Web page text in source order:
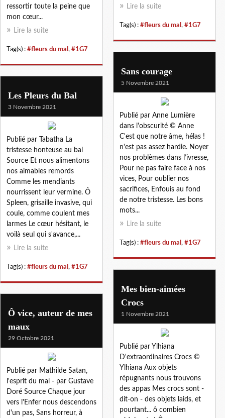
Lire la suite
Tag(s) : #fleurs du mal , #1G7
ressortir toute la peine que
mon cœur...
Lire la suite
Tag(s) : #fleurs du mal , #1G7
Sans courage
5 Novembre 2021
Publié par Anne Lumière
dans l'obscurité © Anne
C'est que notre âme, hélas !
n'est pas assez hardie. Noyer
nos problèmes dans l’ivresse,
Pour ne pas faire face à nos
vices, Pour oublier nos
sacrifices, Enfouis au fond
de notre tristesse. Les bons
mots...
Lire la suite
Tag(s) : #fleurs du mal , #1G7
Les Pleurs du Bal
3 Novembre 2021
Publié par Tabatha La
tristesse honteuse au bal
Source Et nous alimentons
nos aimables remords
Comme les mendiants
nourrissent leur vermine. Ô
Spleen, grisaille invasive, qui
coule, comme coulent mes
larmes Le cœur hésitant, le
voilà seul qui s'avance,...
Lire la suite
Tag(s) : #fleurs du mal , #1G7
Mes bien-aimées
Crocs
1 Novembre 2021
Publié par Ylhiana
D'extraordinaires Crocs ©
Ylhiana Aux objets
répugnants nous trouvons
des appas Mes crocs sont -
dit-on - des objets laids, et
pourtant... ô combien
Ô vice, auteur de mes
maux
29 Octobre 2021
Publié par Mathilde Satan,
l'esprit du mal - par Gustave
Doré Source Chaque jour
vers l'Enfer nous descendons
d'un pas, Sans horreur, à